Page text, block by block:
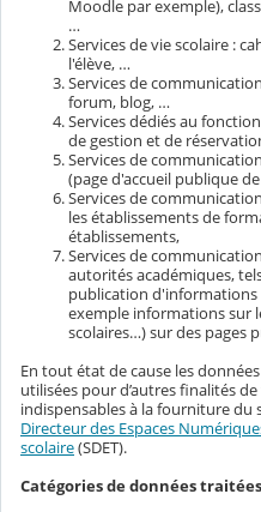
Moodle par exemple),
…
Services de vie scolaire :
l'élève, …
Services de
forum, blog, …
Services dédiés au
de gestion et de
Services de
(page d'accueil publique
Services de
les établissements de
établissements,
Services de
autorités académiques,
publication
exemple informations sur
scolaires…) sur des pages
En tout état de cause les
utilisées pour d’autres finalités
indispensables à la fourniture du
Directeur des Espaces
scolaire(SDET).
Catégories de données traitées